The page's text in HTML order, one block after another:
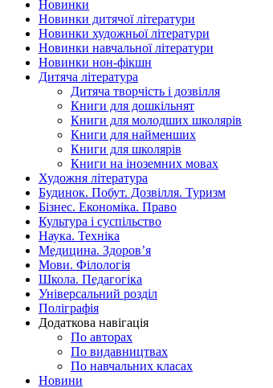
Новинки
Новинки дитячої літератури
Новинки художньої літератури
Новинки навчальної літератури
Новинки нон-фікшн
Дитяча література
Дитяча творчість і дозвілля
Книги для дошкільнят
Книги для молодших школярів
Книги для найменших
Книги для школярів
Книги на іноземних мовах
Художня література
Будинок. Побут. Дозвілля. Туризм
Бізнес. Економіка. Право
Культура і суспільство
Наука. Техніка
Медицина. Здоров’я
Мови. Філологія
Школа. Педагогіка
Універсальний розділ
Поліграфія
Додаткова навігація
По авторах
По видавництвах
По навчальних класах
Новини